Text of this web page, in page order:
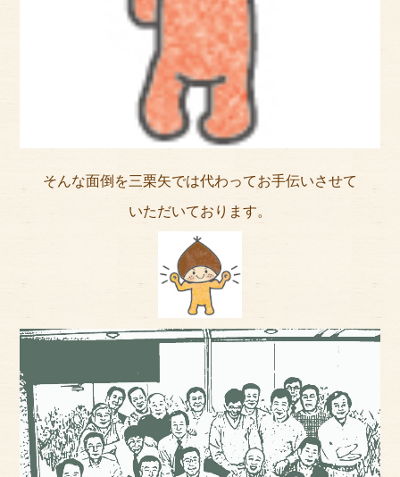
そんな面倒を三栗矢では代わってお手伝いさせて
いただいております。